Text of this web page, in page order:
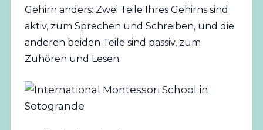
Gehirn anders: Zwei Teile Ihres Gehirns sind
aktiv, zum Sprechen und Schreiben, und die
anderen beiden Teile sind passiv, zum
Zuhören und Lesen.